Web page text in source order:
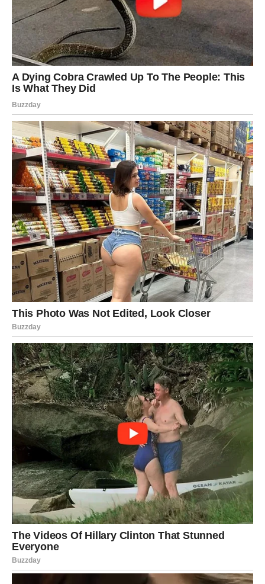
U ljubavi – odnos koji vam je važan postaje jasniji. Vi
znate gde stojite.
Na poslu – dolazi nagrada za trud, ali i nova odgovornost.
VODOLIJA
Vodolije ulaze u fazu promena koje su možda neizbežne.
Iako vam u početku neće biti lako, ove promene su za
vaše dobro.
U ljubavi – mogući su neočekivani obrti. Budite otvoreni
za nova iskustva.
Na ličnom planu – rastete i menjate se, čak i ako to ne
primećujete odmah.
RIBE
Ribe ulaze u fantastičan period – kao da vam se sve
konačno slaže. Energija vam je naklonjena i donosi vam
prilike koje ne smete propustiti.
U ljubavi – dolaze lepi trenuci, romantika i emocije koje
vas ispunjavaju. Slobodne Ribe mogu započeti priču koja
ima potencijal da traje.